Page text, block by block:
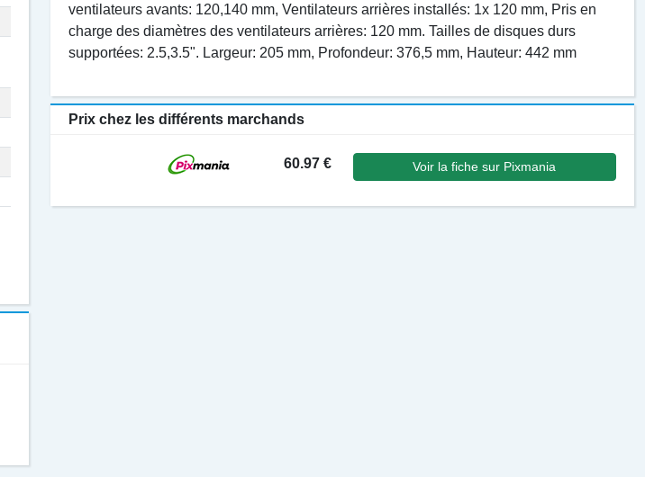
ventilateurs avants: 120,140 mm, Ventilateurs arrières installés: 1x 120 mm, Pris en
charge des diamètres des ventilateurs arrières: 120 mm. Tailles de disques durs
supportées: 2.5,3.5". Largeur: 205 mm, Profondeur: 376,5 mm, Hauteur: 442 mm
Prix chez les différents marchands
60.97 € Voir la fiche sur Pixmania